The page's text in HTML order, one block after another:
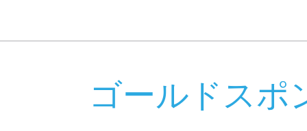
ゴールドスポ